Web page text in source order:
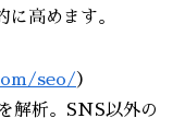
高めます。
seo/）
解析。SNS以外の